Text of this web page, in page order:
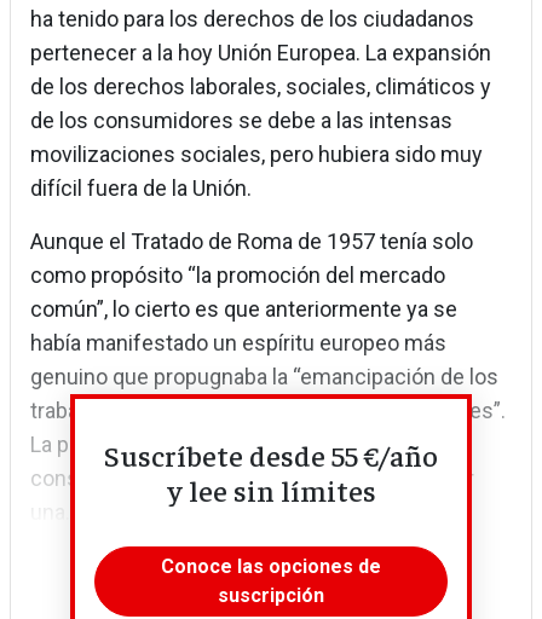
ha tenido para los derechos de los ciudadanos
pertenecer a la hoy Unión Europea. La expansión
de los derechos laborales, sociales, climáticos y
de los consumidores se debe a las intensas
movilizaciones sociales, pero hubiera sido muy
difícil fuera de la Unión.
Aunque el Tratado de Roma de 1957 tenía solo
como propósito “la promoción del mercado
común”, lo cierto es que anteriormente ya se
había manifestado un espíritu europeo más
genuino que propugnaba la “emancipación de los
trabajadores” y “la solidaridad entre las naciones”.
La primera de estas manifestaciones quedó
consagrada en el Manifiesto de Ventotene, por
Suscríbete desde 55 €/año
y lee sin límites
Conoce las opciones de
suscripción